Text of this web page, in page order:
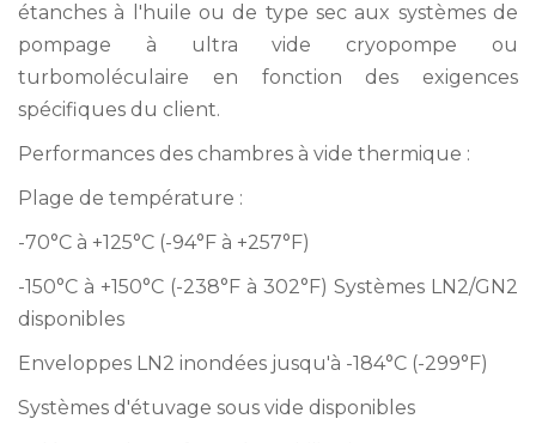
étanches à l'huile ou de type sec aux systèmes de
pompage à ultra vide cryopompe ou
turbomoléculaire en fonction des exigences
spécifiques du client.
Performances des chambres à vide thermique :
Plage de température :
-70°C à +125°C (-94°F à +257°F)
-150°C à +150°C (-238°F à 302°F) Systèmes LN2/GN2
disponibles
Enveloppes LN2 inondées jusqu'à -184°C (-299°F)
Systèmes d'étuvage sous vide disponibles